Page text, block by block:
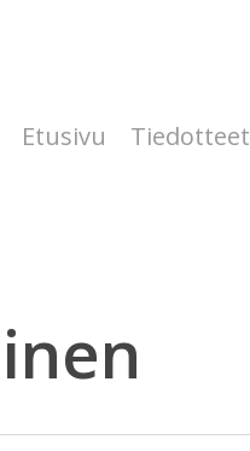
Etusivu Tiedotteet